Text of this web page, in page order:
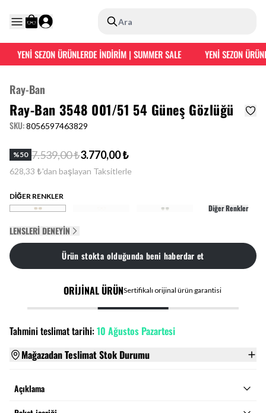
Ara
YENİ SEZON ÜRÜNLERDE İNDİRİM | SUMMER SALE YENİ SEZON
Ray-Ban
Ray-Ban 3548 001/51 54 Güneş Gözlüğü
SKU:8056597463829
%50 7.539,00 ₺3.770,00 ₺
628,33 ₺'dan başlayan Taksitlerle
DİĞER RENKLER
Diğer Renkler
LENSLERI DENEYIN
Ürün stokta olduğunda beni haberdar et
ORİJİNAL ÜRÜNSertifikalı orijinal ürün garantisi
Tahmini teslimat tarihi:10 Ağustos Pazartesi
Mağazadan Teslimat Stok Durumu
Açıklama